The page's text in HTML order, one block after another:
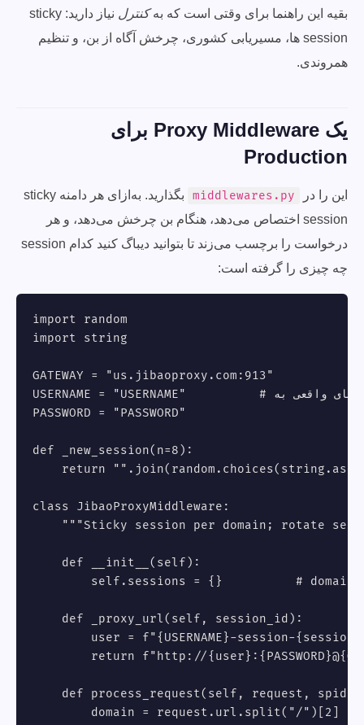
بقیه این راهنما برای وقتی است که بهکنترل
نیاز دارید: sticky
session ها، مسیریابی کشوری، چرخش آگاه از بن، و تنظیم
همروندی.
یک Proxy Middleware برای
Production
این را در middlewares.py
بگذارید. به‌ازای هر دامنه sticky
session اختصاص می‌دهد، هنگام بن چرخش می‌دهد، و هر
درخواست را برچسب می‌زند تا بتوانید دیباگ کنید کدام session
چه چیزی را گرفته است:
import random
import string
GATEWAY = "us.jibaoproxy.com:913"
USERNAME = "USERNAME"          # در پروژه‌های واقعی به settings.py / env منتقل کنید
PASSWORD = "PASSWORD"
def _new_session(n=8):
return
class JibaoProxyMiddleware:
"""Sticky session per domain; rotate
    def __init__(self):
self.sessions = {}          # domain
    def _proxy_url(self, session_id):
user = f"{USERNAME}-session-
return f"http://
def process_request(self, request,
        domain = request.url.split("/")[2]